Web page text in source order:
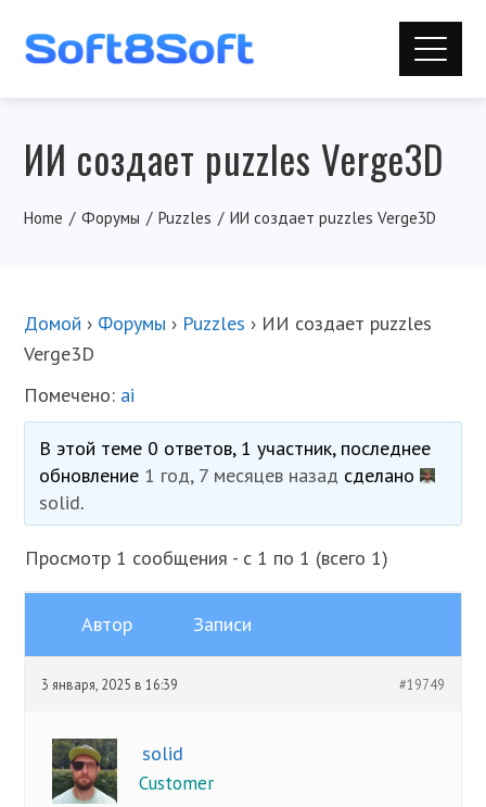
ИИ создает puzzles Verge3D
Home Форумы Puzzles ИИ создает puzzles Verge3D
Домой › Форумы › Puzzles › ИИ создает puzzles
Verge3D
Помечено: ai
В этой теме 0 ответов, 1 участник, последнее
обновление 1 год, 7 месяцев назад сделано
solid.
Просмотр 1 сообщения - с 1 по 1 (всего 1)
Автор Записи
3 января, 2025 в 16:39 #19749
solid
Customer